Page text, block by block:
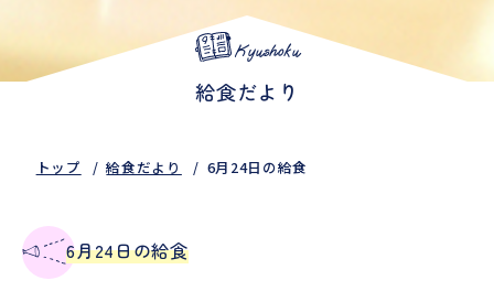
Kyushoku
給食だより
トップ 給食だより 6月24日の給食
6月24日の給食